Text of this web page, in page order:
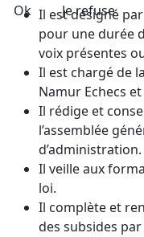
Il est désigné
pour une durée
voix présentes
Il est chargé de
Namur Echecs
Il rédige et
l’assemblée
d’administration.
Il veille aux
loi.
Il complète et
des subsides
Ok Je refuse